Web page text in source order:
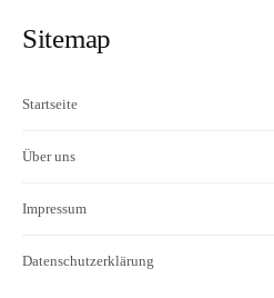
Sitemap
Startseite
Über uns
Impressum
Datenschutzerklärung